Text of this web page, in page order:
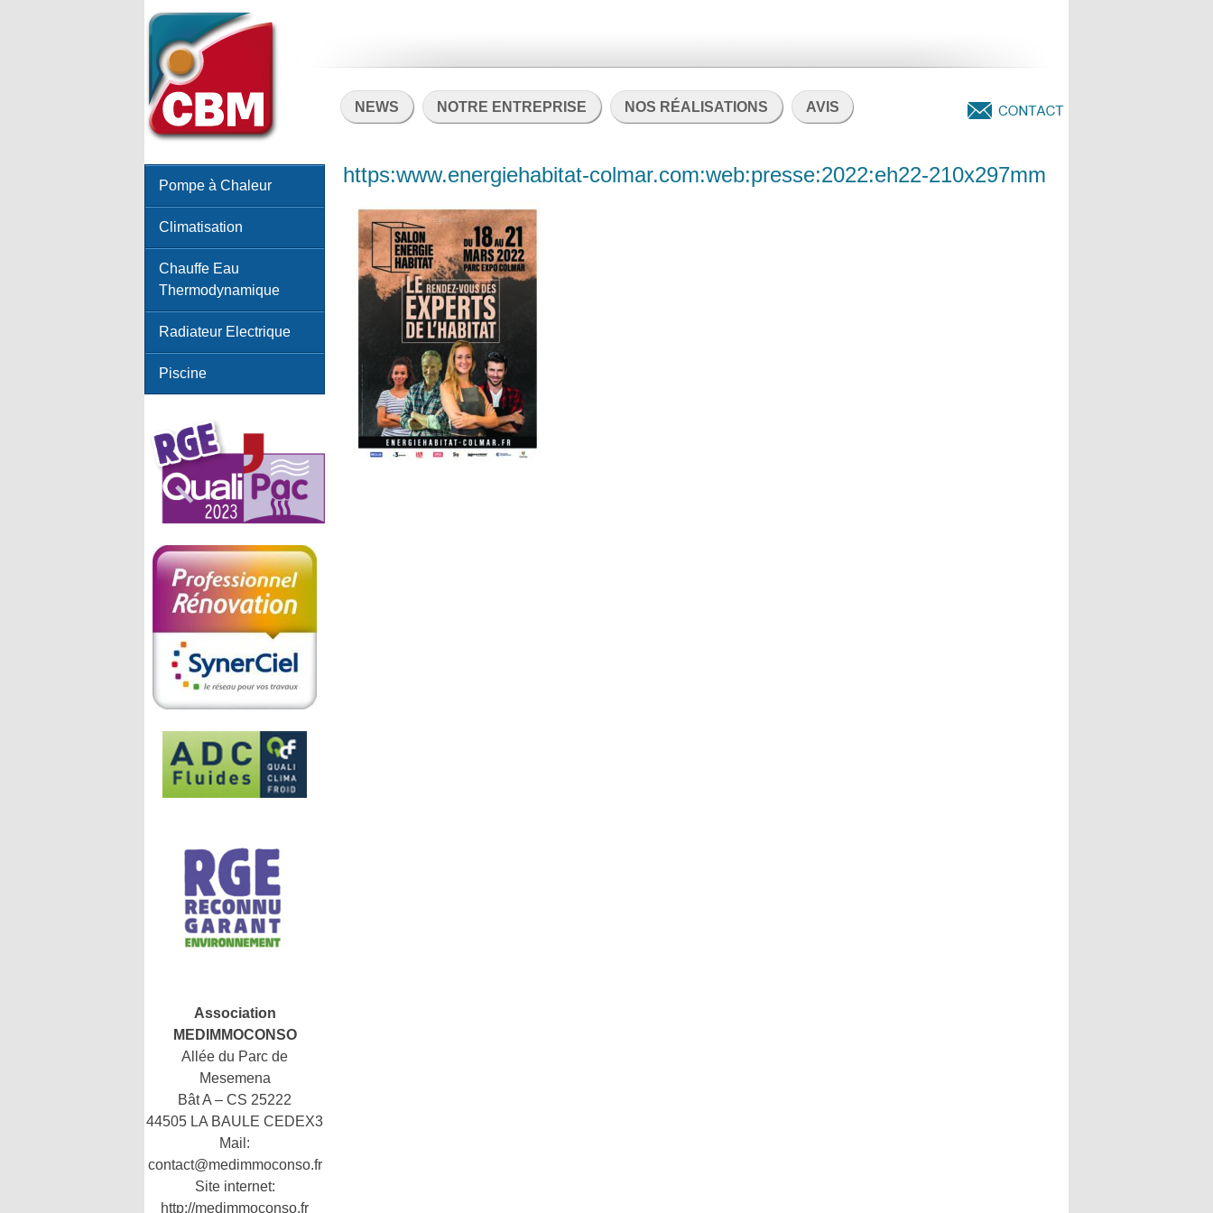
NEWS NOTRE ENTREPRISE NOS RÉALISATIONS AVIS
Pompe à Chaleur
Climatisation
Chauffe Eau
Thermodynamique
Radiateur Electrique
Piscine
Association
MEDIMMOCONSO
Allée du Parc de
Mesemena
Bât A – CS 25222
44505 LA BAULE CEDEX3
Mail:
contact@medimmoconso.fr
Site internet:
http://medimmoconso.fr
https:www.energiehabitat-colmar.com:web:presse:2022:eh22-210x297mm